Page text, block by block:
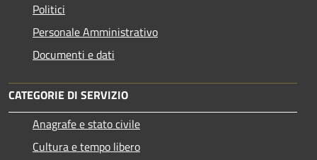
Politici
Personale Amministrativo
Documenti e dati
CATEGORIE DI SERVIZIO
Anagrafe e stato civile
Cultura e tempo libero